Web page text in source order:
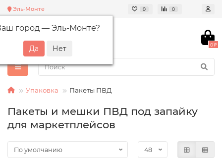
Эль-Монте
город — Эль-Монте?
0 0
0 ₽
Упаковка Пакеты ПВД
Пакеты и мешки ПВД под запайку
для маркетплейсов